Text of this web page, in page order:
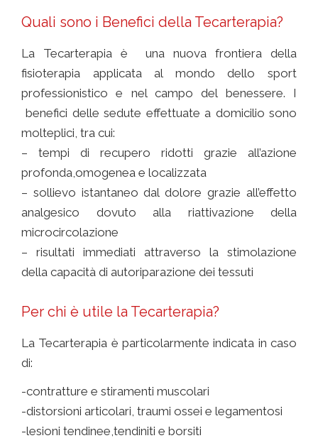
Quali sono i Benefici della Tecarterapia?
La Tecarterapia è una nuova frontiera della
fisioterapia applicata al mondo dello sport
professionistico e nel campo del benessere. I
benefici delle sedute effettuate a domicilio sono
molteplici, tra cui:
– tempi di recupero ridotti grazie all’azione
profonda,omogenea e localizzata
– sollievo istantaneo dal dolore grazie all’effetto
analgesico dovuto alla riattivazione della
microcircolazione
– risultati immediati attraverso la stimolazione
della capacità di autoriparazione dei tessuti
Per chi è utile la Tecarterapia?
La Tecarterapia è particolarmente indicata in caso
di:
-contratture e stiramenti muscolari
-distorsioni articolari, traumi ossei e legamentosi
-lesioni tendinee,tendiniti e borsiti